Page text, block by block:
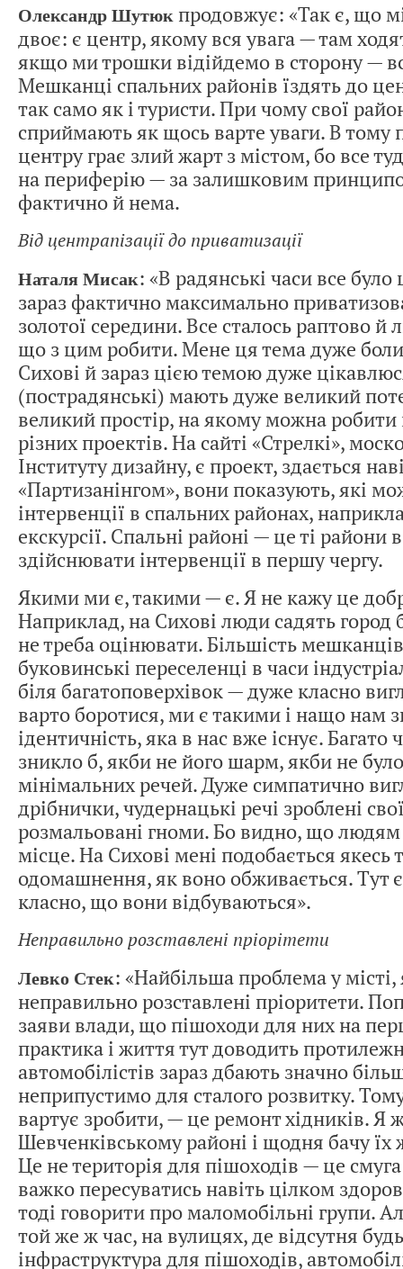
Олександр Шутюк продовжує: «Так є, що
двоє: є центр, якому вся увага — там
якщо ми трошки відійдемо в сторону —
Мешканці спальних районів їздять до
так само як і туристи. При чому свої
сприймають як щось варте уваги. В тому
центру грає злий жарт з містом, бо все
на периферію — за залишковим
фактично й нема.
Від центрапізації до приватизації
Наталя Мисак: «В радянські часи все було
зараз фактично максимально
золотої середини. Все сталось раптово й
що з цим робити. Мене ця тема дуже
Сихові й зараз цією темою дуже
(пострадянські) мають дуже великий
великий простір, на якому можна робити
різних проектів. На сайті «Стрелкі»,
Інституту дизайну, є проект, здається
«Партизанінгом», вони показують, які
інтервенції в спальних районах,
екскурсії. Спальні районі — це ті райони
здійснювати інтервенції в першу чергу.
Якими ми є, такими — є. Я не кажу це
Наприклад, на Сихові люди садять город
не треба оцінювати. Більшість
буковинські переселенці в часи
біля багатоповерхівок — дуже класно
варто боротися, ми є такими і нащо нам
ідентичність, яка в нас вже існує. Багато
зникло б, якби не його шарм, якби не
мінімальних речей. Дуже симпатично
дрібнички, чудернацькі речі зроблені
розмальовані гноми. Бо видно, що людям
місце. На Сихові мені подобається якесь
одомашнення, як воно обживається. Тут
класно, що вони відбуваються».
Неправильно розставлені пріорітети
Левко Стек: «Найбільша проблема у
неправильно розставлені пріоритети.
заяви влади, що пішоходи для них на
практика і життя тут доводить
автомобілістів зараз дбають значно
неприпустимо для сталого розвитку.
вартує зробити, — це ремонт хідників. Я
Шевченківському районі і щодня бачу їх
Це не територія для пішоходів — це
важко пересуватись навіть цілком
тоді говорити про маломобільні групи.
той же ж час, на вулицях, де відсутня
інфраструктура для пішоходів,